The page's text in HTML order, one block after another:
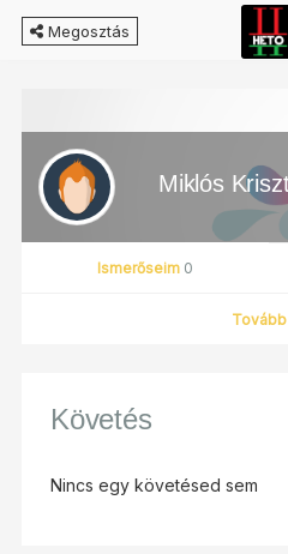
Megosztás
Miklós
Ugrás a profilra
Ismerőseim 0
Tovább
Követés
Nincs egy követésed sem